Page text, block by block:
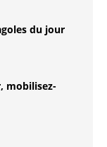
du jour
mobilisez-